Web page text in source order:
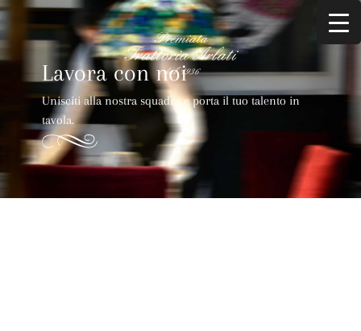
Lavora con noi
Unisciti alla nostra squadra e porta il tuo talento in
tavola.